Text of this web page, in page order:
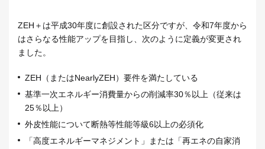
ZEH＋は平成30年度に創設された区分ですが、令和7年度から
はさらなる性能アップを目指し、次のように定義が変更され
ました。
ZEH（またはNearlyZEH）要件を満たしている
基準一次エネルギー消費量からの削減率30％以上（従来は
25％以上）
外皮性能について断熱等性能等級6以上の必須化
「高度エネルギーマネジメント」または「再エネの自家消